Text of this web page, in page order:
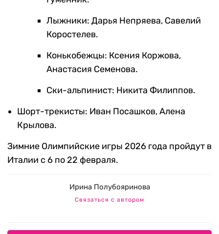
Лыжники: Дарья Непряева, Савелий
Коростелев.
Конькобежцы: Ксения Коржова,
Анастасия Семенова.
Ски-альпинист: Никита Филиппов.
Шорт-трекисты: Иван Посашков, Алена
Крылова.
Зимние Олимпийские игры 2026 года пройдут в
Италии с 6 по 22 февраля.
Ирина Полубояринова
Связаться с автором